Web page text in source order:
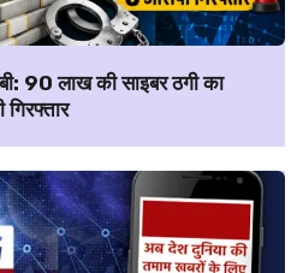
₹90 लाख की साइबर ठगी का